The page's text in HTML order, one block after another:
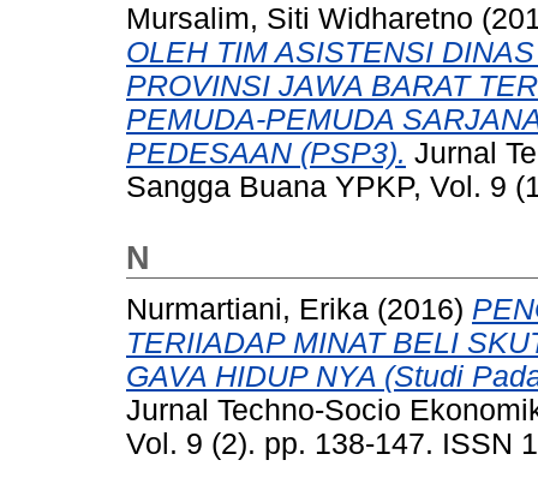
Mursalim, Siti Widharetno
OLEH TIM ASISTENSI
PROVINSI JAWA BARAT
PEMUDA-PEMUDA
PEDESAAN (PSP3). Jurnal
Sangga Buana YPKP, Vol. 9
N
Nurmartiani, Erika (2016)
TERIIADAP MINAT BELI
GAVA HIDUP NYA (Studi
Jurnal Techno-Socio
Vol. 9 (2). pp. 138-147. ISSN